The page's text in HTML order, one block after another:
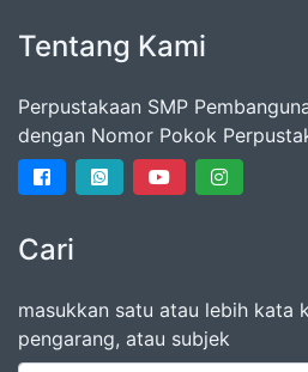
Tentang Kami
Perpustakaan SMP
dengan Nomor Pokok
Cari
masukkan satu atau lebih kata
pengarang, atau subjek